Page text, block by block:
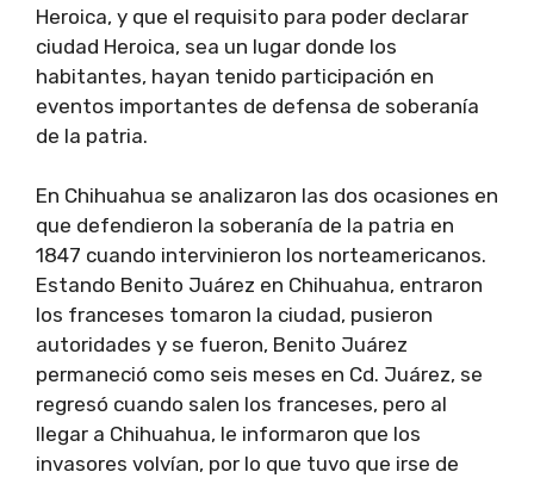
Heroica, y que el requisito para poder declarar
ciudad Heroica, sea un lugar donde los
habitantes, hayan tenido participación en
eventos importantes de defensa de soberanía
de la patria.
En Chihuahua se analizaron las dos ocasiones en
que defendieron la soberanía de la patria en
1847 cuando intervinieron los norteamericanos.
Estando Benito Juárez en Chihuahua, entraron
los franceses tomaron la ciudad, pusieron
autoridades y se fueron, Benito Juárez
permaneció como seis meses en Cd. Juárez, se
regresó cuando salen los franceses, pero al
llegar a Chihuahua, le informaron que los
invasores volvían, por lo que tuvo que irse de